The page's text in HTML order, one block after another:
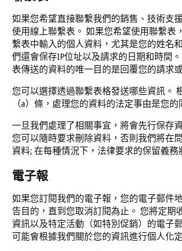
如果您希望直接聯繫我們的銷售、技術支
使用線上聯繫表。 如果您希望使用聯繫表
繫表中輸入的個人資料，尤其是您的姓名
們還會保存IP位址以及請求的日期和時間
表傳送的資料的唯一目的是回覆您的請求
您可以選擇透過聯繫表格發送哪些資訊。 根
（a）條，處理您的資料的法定事由是您的
一旦我們處理了相關事宜，將會先行保存
您可以隨時要求刪除資料，否則我們將在
資料; 在每種情況下，法律要求的保留義務
電子報
如果您訂閱我們的電子報，您的電子郵件
告目的，直到您取消訂閱為止。 您將定期
資訊以及特定活動（如特別促銷）的電子
可能會根據我們關於您的資訊進行個人化